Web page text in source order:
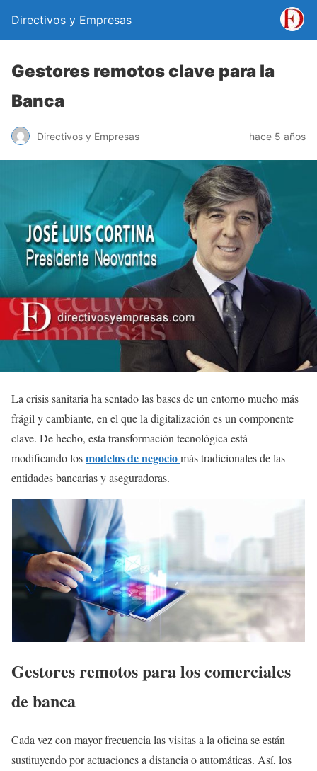
Directivos y Empresas
Gestores remotos clave para la
Banca
Directivos y Empresas hace 5 años
La crisis sanitaria ha sentado las bases de un entorno mucho más
frágil y cambiante, en el que la digitalización es un componente
clave. De hecho, esta transformación tecnológica está
modificando losmodelos de negociomás tradicionales de las
entidades bancarias y aseguradoras.
Gestores remotos para los comerciales
de banca
Cada vez con mayor frecuencia las visitas a la oficina se están
sustituyendo por actuaciones a distancia o automáticas. Así, los